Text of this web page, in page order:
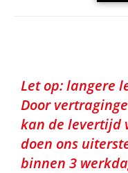
Let op: langere
Door
kan de levertijd
doen ons
binnen 3